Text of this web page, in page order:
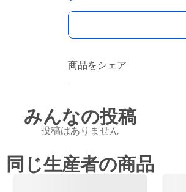
商品をシェア
みんなの投稿
投稿はありません
同じ生産者の商品